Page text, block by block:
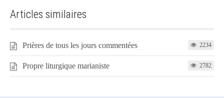
Articles similaires
Prières de tous les jours commentées 2234
Propre liturgique marianiste 2782